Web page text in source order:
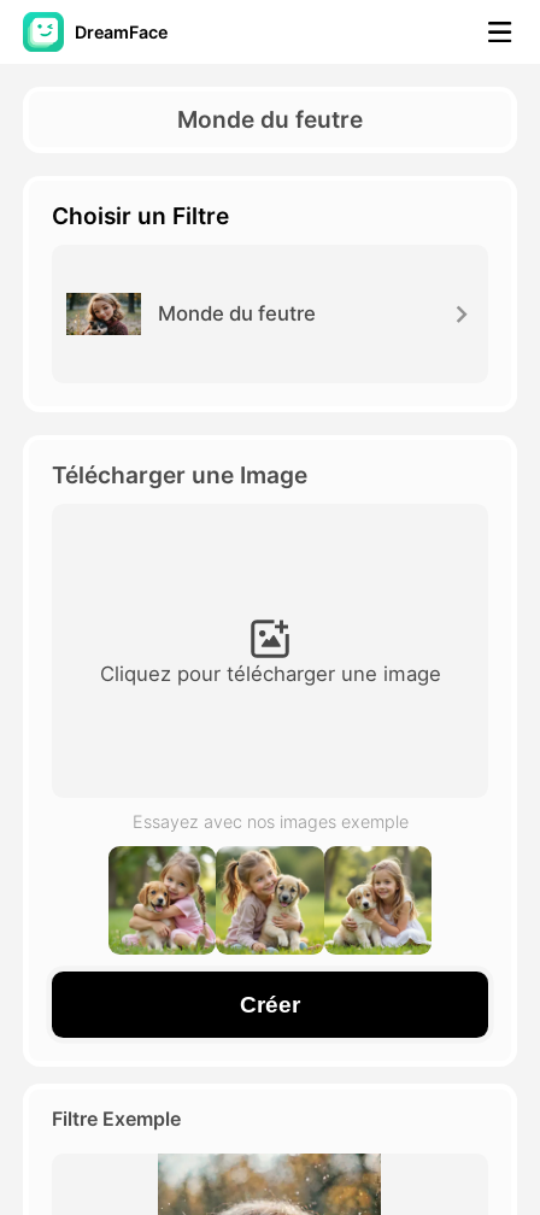
DreamFace
AI vidéo
Photos d'IA
Voir tous les modèles
Blog
Monde du feutre
Choisir un Filtre
Monde du feutre
Télécharger une Image
Cliquez pour télécharger une image
Essayez avec nos images exemple
Créer
Filtre Exemple